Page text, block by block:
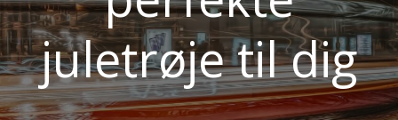
juletrøje til dig